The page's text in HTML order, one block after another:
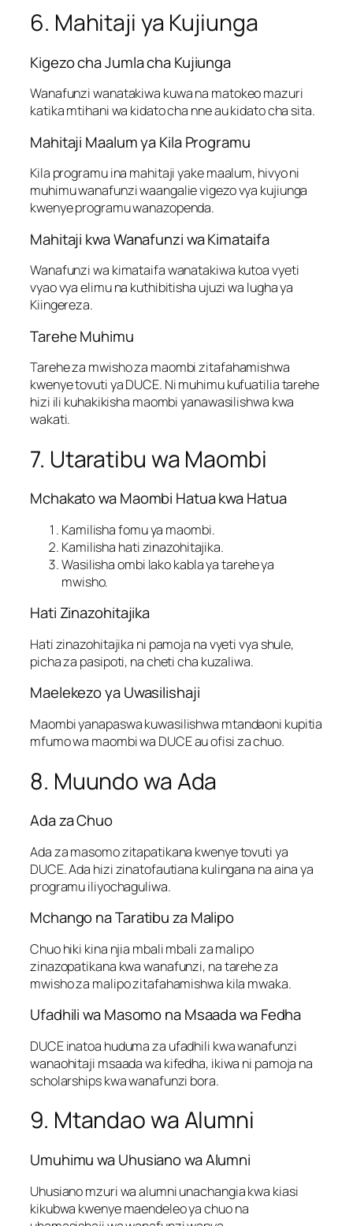
6. Mahitaji ya Kujiunga
Kigezo cha Jumla cha Kujiunga
Wanafunzi wanatakiwa kuwa na matokeo mazuri
katika mtihani wa kidato cha nne au kidato cha sita.
Mahitaji Maalum ya Kila Programu
Kila programu ina mahitaji yake maalum, hivyo ni
muhimu wanafunzi waangalie vigezo vya kujiunga
kwenye programu wanazopenda.
Mahitaji kwa Wanafunzi wa Kimataifa
Wanafunzi wa kimataifa wanatakiwa kutoa vyeti
vyao vya elimu na kuthibitisha ujuzi wa lugha ya
Kiingereza.
Tarehe Muhimu
Tarehe za mwisho za maombi zitafahamishwa
kwenye tovuti ya DUCE. Ni muhimu kufuatilia tarehe
hizi ili kuhakikisha maombi yanawasilishwa kwa
wakati.
7. Utaratibu wa Maombi
Mchakato wa Maombi Hatua kwa Hatua
Kamilisha fomu ya maombi.
Kamilisha hati zinazohitajika.
Wasilisha ombi lako kabla ya tarehe ya
mwisho.
Hati Zinazohitajika
Hati zinazohitajika ni pamoja na vyeti vya shule,
picha za pasipoti, na cheti cha kuzaliwa.
Maelekezo ya Uwasilishaji
Maombi yanapaswa kuwasilishwa mtandaoni kupitia
mfumo wa maombi wa DUCE au ofisi za chuo.
8. Muundo wa Ada
Ada za Chuo
Ada za masomo zitapatikana kwenye tovuti ya
DUCE. Ada hizi zinatofautiana kulingana na aina ya
programu iliyochaguliwa.
Mchango na Taratibu za Malipo
Chuo hiki kina njia mbali mbali za malipo
zinazopatikana kwa wanafunzi, na tarehe za
mwisho za malipo zitafahamishwa kila mwaka.
Ufadhili wa Masomo na Msaada wa Fedha
DUCE inatoa huduma za ufadhili kwa wanafunzi
wanaohitaji msaada wa kifedha, ikiwa ni pamoja na
scholarships kwa wanafunzi bora.
9. Mtandao wa Alumni
Umuhimu wa Uhusiano wa Alumni
Uhusiano mzuri wa alumni unachangia kwa kiasi
kikubwa kwenye maendeleo ya chuo na